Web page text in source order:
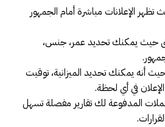
الإعلانات مباشرة أمام الجمهور
حيث يمكنك تحديد عمر، جنس،
أنه يمكنك تحديد الميزانية، توقيت
في أي لحظة.
المدفوعة لك تقارير مفصلة تسهل